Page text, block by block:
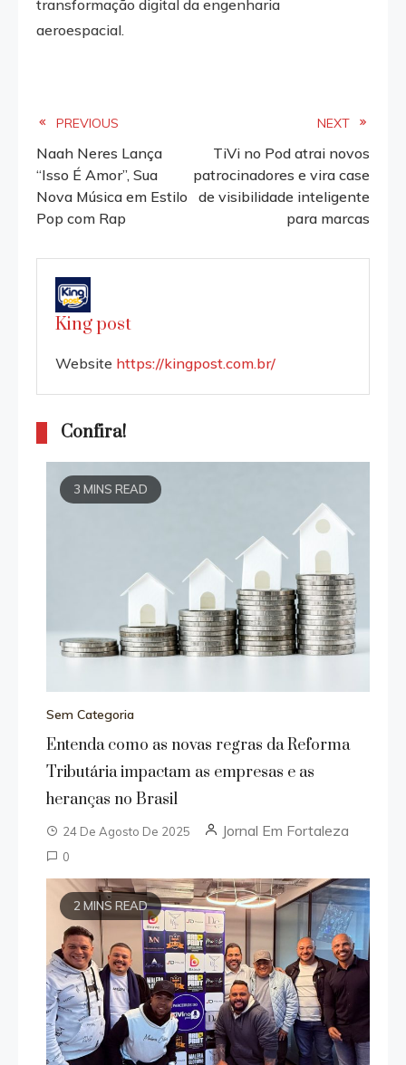
transformação digital da engenharia
aeroespacial.
Read
more
articles
PREVIOUS
Naah Neres Lança
“Isso É Amor”, Sua
Nova Música em Estilo
Pop com Rap
NEXT
TiVi no Pod atrai novos
patrocinadores e vira case
de visibilidade inteligente
para marcas
King post
Website https://kingpost.com.br/
Confira!
3 MINS READ
Sem Categoria
Entenda como as novas regras da Reforma
Tributária impactam as empresas e as
heranças no Brasil
24 De Agosto De 2025 Jornal Em Fortaleza
0
2 MINS READ